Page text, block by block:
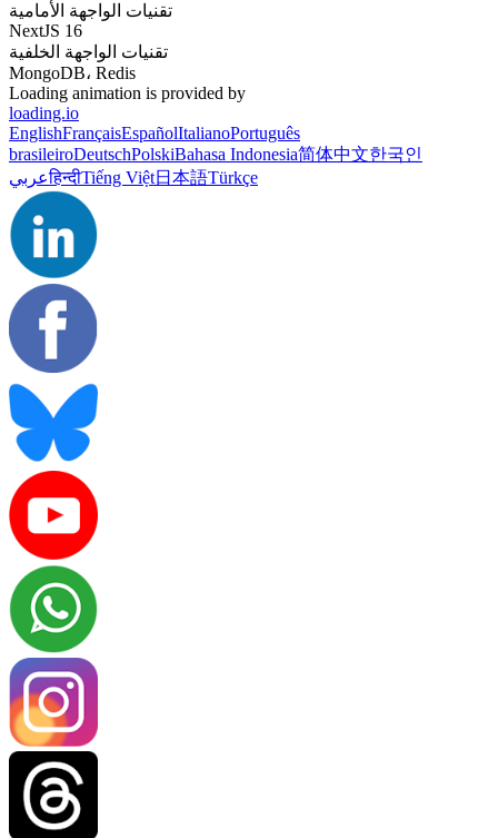
تقنيات الواجهة الأمامية
NextJS 16
تقنيات الواجهة الخلفية
MongoDB، Redis
Loading animation is provided by
loading.io
EnglishFrançaisEspañolItalianoPortuguês
brasileiroDeutschPolskiBahasa Indonesia简体中文한국인
عربيहिन्दीTiếng Việt日本語Türkçe